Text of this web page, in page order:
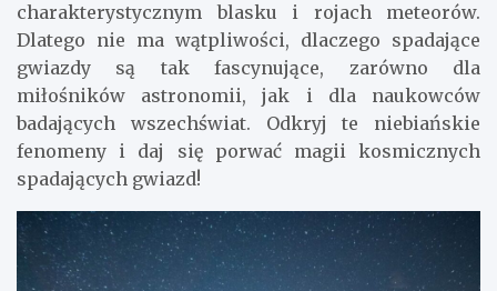
charakterystycznym blasku i rojach meteorów.
Dlatego nie ma wątpliwości, dlaczego spadające
gwiazdy są tak fascynujące, zarówno dla
miłośników astronomii, jak i dla naukowców
badających wszechświat. Odkryj te niebiańskie
fenomeny i daj się porwać magii kosmicznych
spadających gwiazd!